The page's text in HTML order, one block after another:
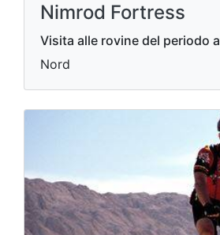
Nimrod Fortress
Visita alle rovine del periodo
Nord